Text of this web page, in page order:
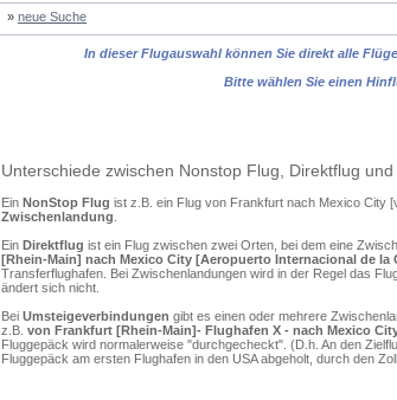
» neue Suche
In dieser Flugauswahl können Sie direkt alle
Bitte wählen Sie einen
Unterschiede zwischen Nonstop Flug, Direktflug
Ein NonStop Flug ist z.B. ein Flug von Frankfurt nach Mexico City
Zwischenlandung
Ein Direktflug ist ein Flug zwischen zwei Orten, bei dem eine
[Rhein-Main] nach Mexico City [Aeropuerto Internacional de la
Transferflughafen. Bei Zwischenlandungen wird in der Regel das
ändert sich nicht.
Bei Umsteigeverbindungen gibt es einen oder mehrere
z.B. von Frankfurt [Rhein-Main]- Flughafen X - nach Mexico
Fluggepäck wird normalerweise "durchgecheckt". (D.h. An den
Fluggepäck am ersten Flughafen in den USA abgeholt, durch den